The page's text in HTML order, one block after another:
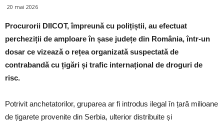
20 mai 2026
Procurorii DIICOT, împreună cu polițiștii, au efectuat
percheziții de amploare în șase județe din România, într-un
dosar ce vizează o rețea organizată suspectată de
contrabandă cu țigări și trafic internațional de droguri de
risc.
Potrivit anchetatorilor, gruparea ar fi introdus ilegal în țară milioane
de țigarete provenite din Serbia, ulterior distribuite și